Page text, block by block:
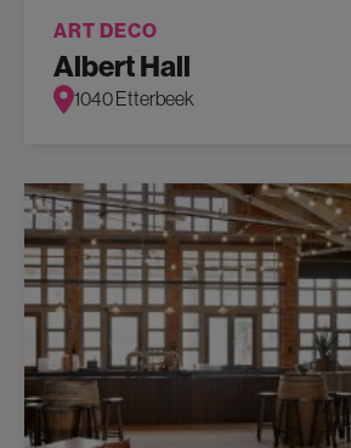
ART DECO
Albert Hall
1040 Etterbeek